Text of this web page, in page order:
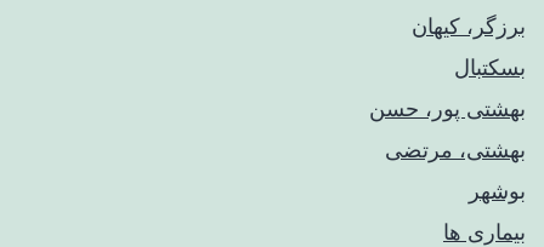
برزگر، کیهان
بسکتبال
بهشتی پور، حسن
بهشتی، مرتضی
بوشهر
بیماری ها